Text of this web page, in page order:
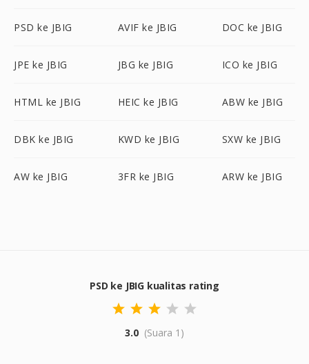
PSD ke JBIG AVIF ke JBIG DOC ke JBIG
JPE ke JBIG JBG ke JBIG ICO ke JBIG
HTML ke JBIG HEIC ke JBIG ABW ke JBIG
DBK ke JBIG KWD ke JBIG SXW ke JBIG
AW ke JBIG 3FR ke JBIG ARW ke JBIG
PSD ke JBIG kualitas rating
3.0 (Suara 1)